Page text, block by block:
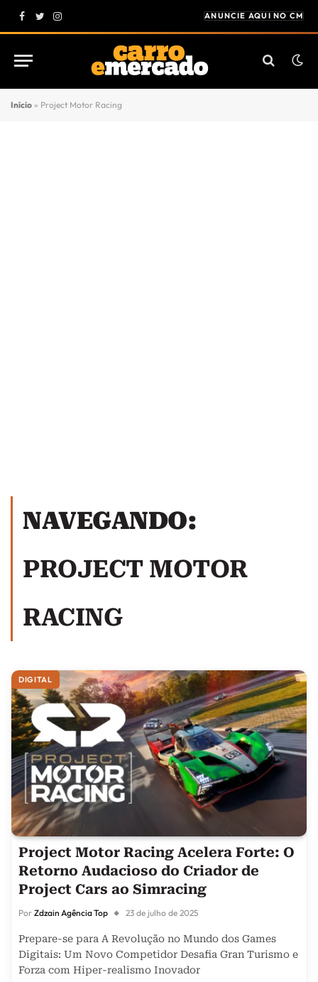
Facebook
Twitter
Instagram
ANUNCIE AQUI NO CM
Início » Project Motor Racing
NAVEGANDO:
PROJECT MOTOR
RACING
DIGITAL
Project Motor Racing Acelera Forte: O
Retorno Audacioso do Criador de
Project Cars ao Simracing
Por Zdzain Agência Top 23 de julho de 2025
Prepare-se para A Revolução no Mundo dos Games
Digitais: Um Novo Competidor Desafia Gran Turismo e
Forza com Hiper-realismo Inovador